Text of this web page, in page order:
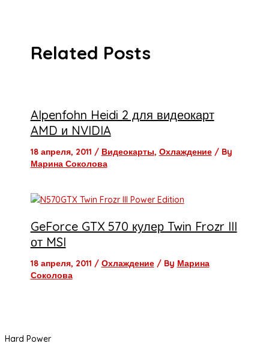
Related Posts
Alpenfohn Heidi 2 для видеокарт
AMD и NVIDIA
18 апреля, 2011 / Видеокарты, Охлаждение/ By
Марина Соколова
GeForce GTX 570 кулер Twin Frozr III
от MSI
18 апреля, 2011 / Охлаждение/ By Марина
Соколова
Hard Power